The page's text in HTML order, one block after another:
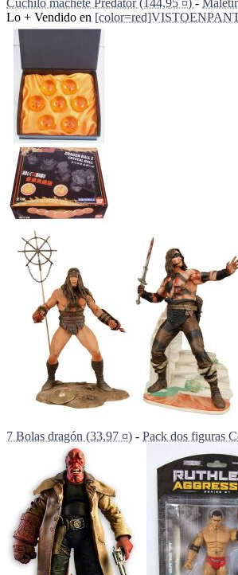
Cuchilo machete Predator (144,95 ¤) -
Lo + Vendido en
7 Bolas dragón (33,97 ¤) - Pack dos figuras